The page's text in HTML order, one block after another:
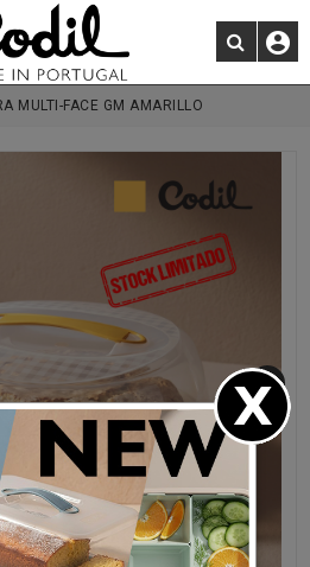
MULTI-FACE GM AMARILLO